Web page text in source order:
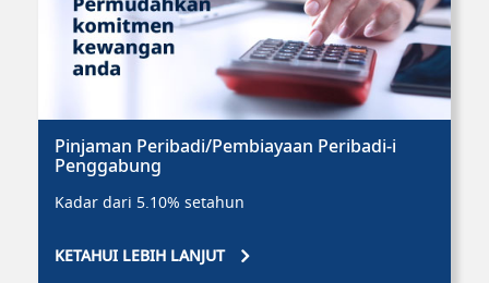
Pinjaman Peribadi/Pembiayaan Peribadi-i
Penggabung
Kadar dari 5.10% setahun
KETAHUI LEBIH LANJUT